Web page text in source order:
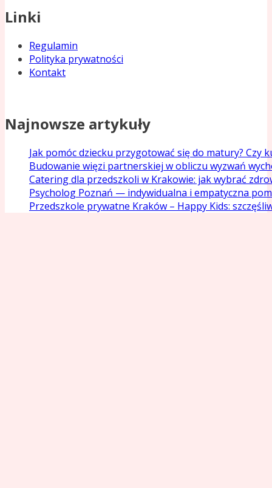
Linki
Regulamin
Polityka prywatności
Kontakt
Najnowsze artykuły
Jak pomóc dziecku przygotować się do matury?
Budowanie więzi partnerskiej w obliczu wyzwań
Catering dla przedszkoli w Krakowie: jak wybrać
Psycholog Poznań — indywidualna i empatyczna
Przedszkole prywatne Kraków – Happy Kids: